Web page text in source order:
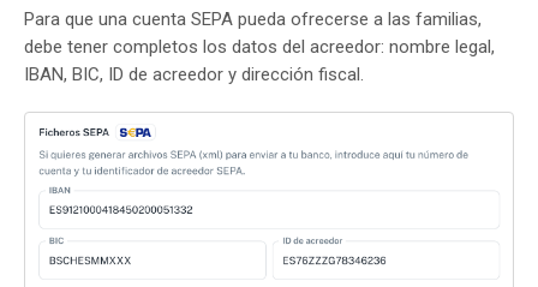
Para que una cuenta SEPA pueda ofrecerse a las familias,
debe tener completos los datos del acreedor: nombre legal,
IBAN, BIC, ID de acreedor y dirección fiscal.